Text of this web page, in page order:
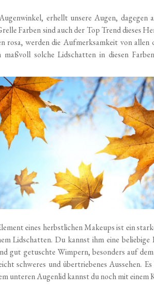
erhellt unsere Augen, dagegen
Farben sind auch der Top Trend dieses
rosa, werden die Aufmerksamkeit von allen
solche Lidschatten in diesen
eines herbstlichen Makeups ist ein
Lidschatten. Du kannst ihm eine
gut getuschte Wimpern, besonders auf
schweres und übertriebenes Aussehen.
unteren Augenlid kannst du noch mit einem